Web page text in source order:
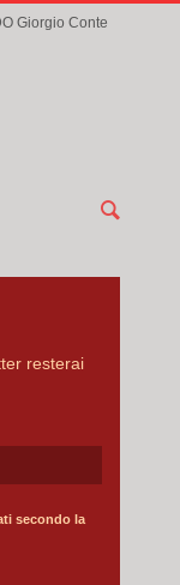
Giorgio Conte
resterai
secondo la